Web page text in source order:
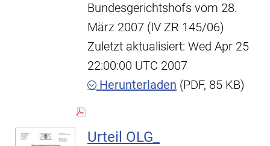
Bundesgerichtshofs vom 28.
März 2007 (IV ZR 145/06)
Zuletzt aktualisiert: Wed Apr 25
22:00:00 UTC 2007
Herunterladen (PDF, 85 KB)
Urteil OLG_